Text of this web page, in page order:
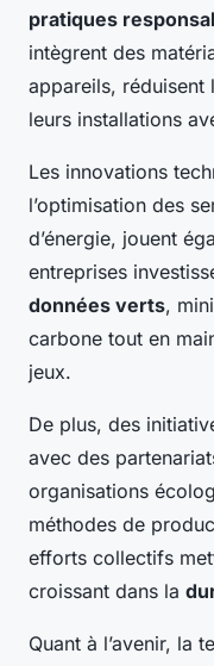
pratiques
intègrent des
appareils, réduisent
leurs installations
Les innovations
l’optimisation des
d’énergie, jouent
entreprises
données verts,
carbone tout en
jeux.
De plus, des
avec des
organisations
méthodes de
efforts collectifs
croissant dans la
Quant à l’avenir, la